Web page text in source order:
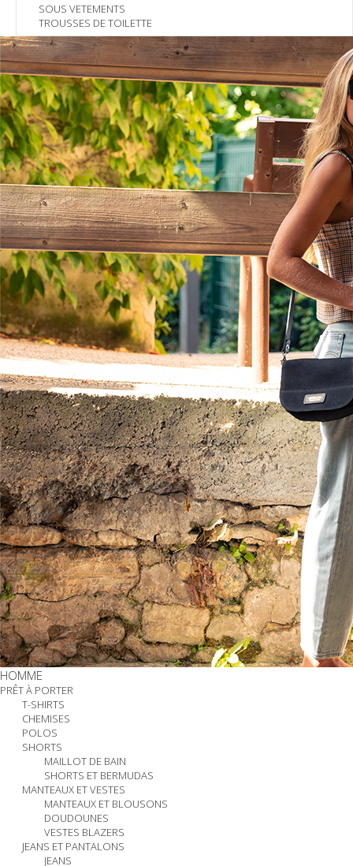
SOUS VETEMENTS
TROUSSES DE TOILETTE
HOMME
PRÊT À PORTER
T-SHIRTS
CHEMISES
POLOS
SHORTS
MAILLOT DE BAIN
SHORTS ET BERMUDAS
MANTEAUX ET VESTES
MANTEAUX ET BLOUSONS
DOUDOUNES
VESTES BLAZERS
JEANS ET PANTALONS
JEANS